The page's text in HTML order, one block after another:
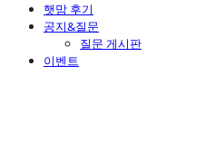
햇맘 후기
공지&질문
질문 게시판
이벤트